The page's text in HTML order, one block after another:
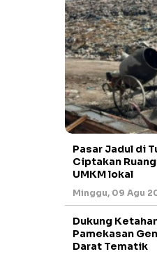
Pasar Jadul di
Ciptakan
UMKM lokal
Minggu, 09 Agu
Dukung
Pamekasan
Darat Tematik